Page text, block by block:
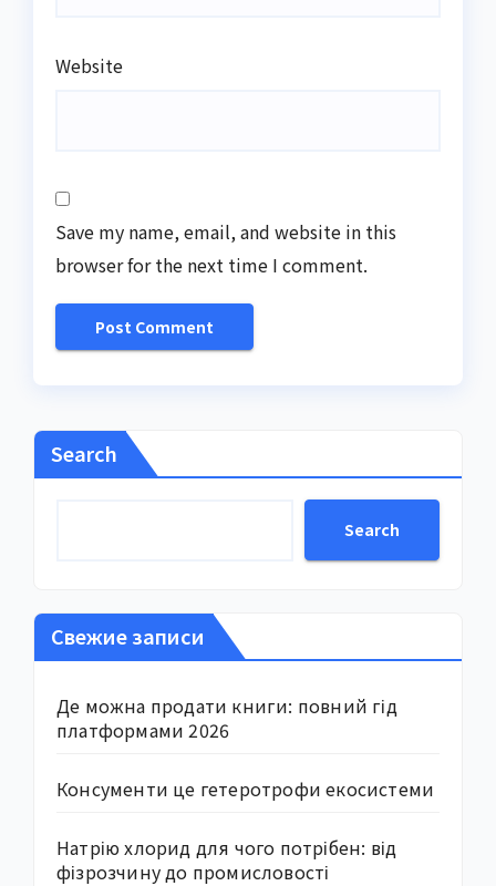
Website
Save my name, email, and website in this
browser for the next time I comment.
Search
Search
Свежие записи
Де можна продати книги: повний гід
платформами 2026
Консументи це гетеротрофи екосистеми
Натрію хлорид для чого потрібен: від
фізрозчину до промисловості